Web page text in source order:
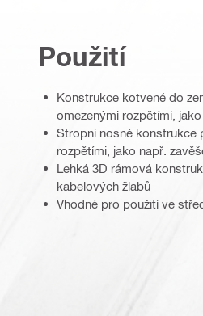
Použití
Konstrukce kotvené do
omezenými rozpětími,
Stropní nosné konstrukce
rozpětími, jako např.
Lehká 3D rámová
kabelových žlabů
Vhodné pro použití ve